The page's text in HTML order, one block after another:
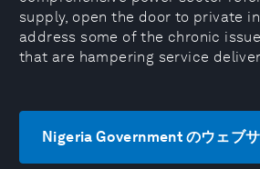
supply, open the door to private
address some of the chronic
that are hampering service
Nigeria Government のウェブ